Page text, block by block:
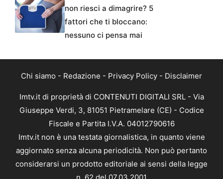
non riesci a dimagrire? 5
fattori che ti bloccano:
nessuno ci pensa mai
Chi siamo - Redazione - Privacy Policy - Disclaimer
Imtv.it di proprietà di CONTENUTI DIGITALI SRL - Via
Giuseppe Verdi, 3, 81051 Pietramelare (CE) - Codice
Fiscale e Partita I.V.A. 04012790616
Imtv.it non è una testata giornalistica, in quanto viene
aggiornato senza alcuna periodicità. Non può pertanto
considerarsi un prodotto editoriale ai sensi della legge